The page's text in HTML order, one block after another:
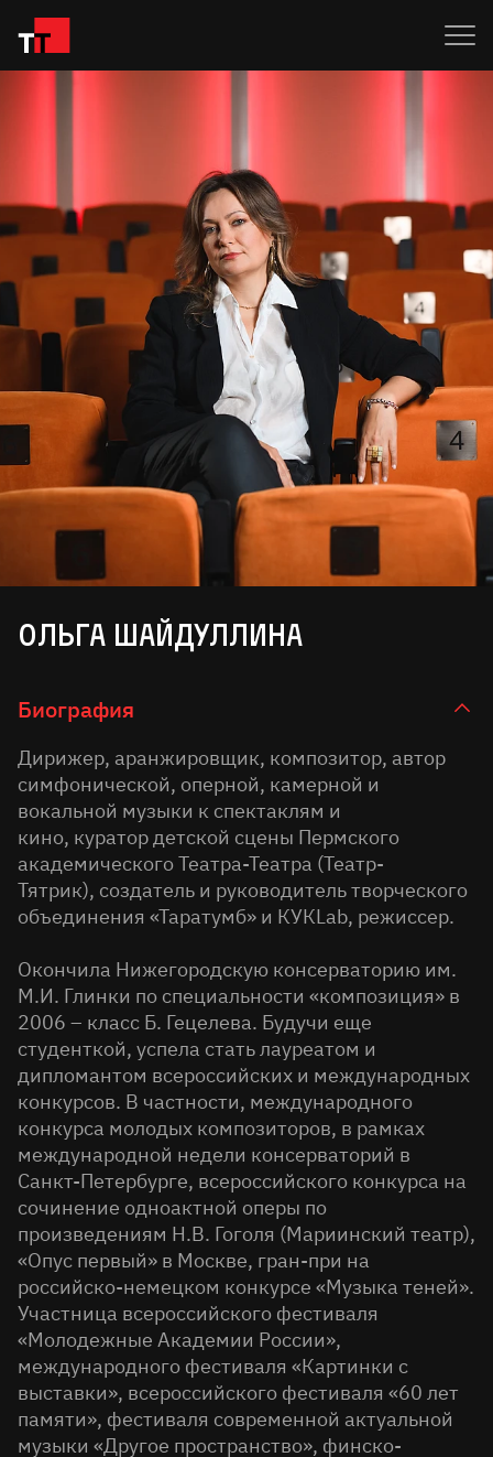
Ольга Шайдуллина
Биография
Дирижер, аранжировщик, композитор, автор
симфонической, оперной, камерной и
вокальной музыки к спектаклям и
кино, куратор детской сцены Пермского
академического Театра-Театра (Театр-
Тятрик), создатель и руководитель творческого
объединения «Таратумб» и КУКLab, режиссер.
Окончила Нижегородскую консерваторию им.
М.И. Глинки по специальности «композиция» в
2006 – класс Б. Гецелева. Будучи еще
студенткой, успела стать лауреатом и
дипломантом всероссийских и международных
конкурсов. В частности, международного
конкурса молодых композиторов, в рамках
международной недели консерваторий в
Санкт-Петербурге, всероссийского конкурса на
сочинение одноактной оперы по
произведениям Н.В. Гоголя (Мариинский театр),
«Опус первый» в Москве, гран-при на
российско-немецком конкурсе «Музыка теней».
Участница всероссийского фестиваля
«Молодежные Академии России»,
международного фестиваля «Картинки с
выставки», всероссийского фестиваля «60 лет
памяти», фестиваля современной актуальной
музыки «Другое пространство», финско-